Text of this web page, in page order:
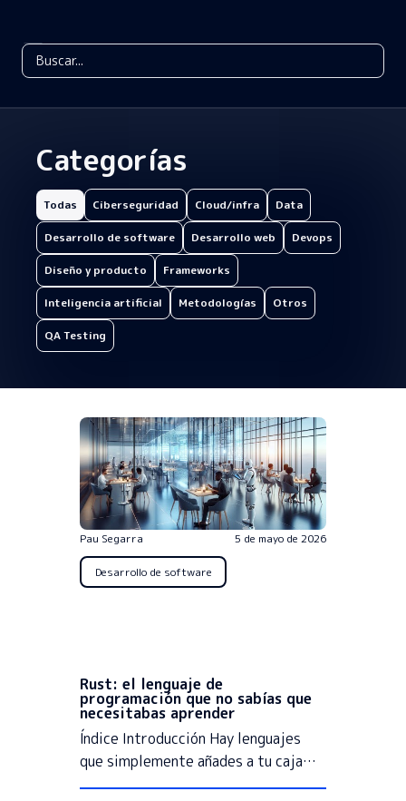
Categorías
Ciberseguridad Cloud/infra Data
Desarrollo de software Desarrollo web Devops
Diseño y producto Frameworks
Inteligencia artificial Metodologías Otros
QA Testing
Todas
Pau Segarra 5 de mayo de 2026
Desarrollo de software
Rust: el lenguaje de
programación que no sabías que
necesitabas aprender
Índice Introducción Hay lenguajes
que simplemente añades a tu caja…